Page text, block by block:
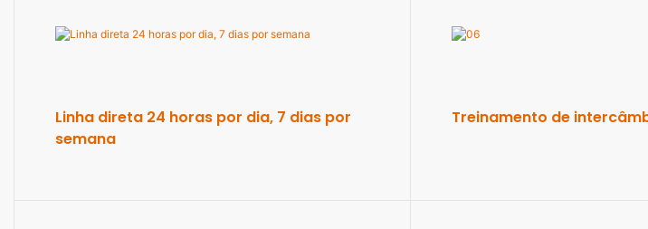
Linha direta 24 horas por dia, 7 dias por
semana
Treinamento de